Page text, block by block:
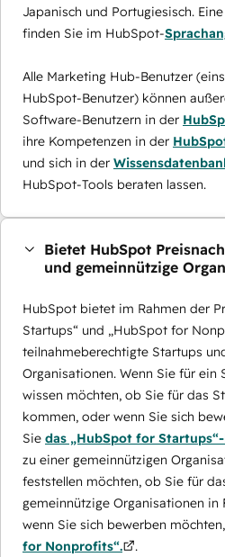
Japanisch und Portugiesisch.
finden Sie im HubSpot-
Alle Marketing Hub-Benutzer
HubSpot-Benutzer) können
Software-Benutzern in der
ihre Kompetenzen in der
und sich in der
HubSpot-Tools beraten lassen.
Bietet HubSpot
und gemeinnützige
HubSpot bietet im Rahmen der
Startups“ und „HubSpot for
teilnahmeberechtigte Startups
Organisationen. Wenn Sie für ein
wissen möchten, ob Sie für das
kommen, oder wenn Sie sich
Sie das „HubSpot for
zu einer gemeinnützigen
feststellen möchten, ob Sie für
gemeinnützige Organisationen in
wenn Sie sich bewerben
for Nonprofits“.
.